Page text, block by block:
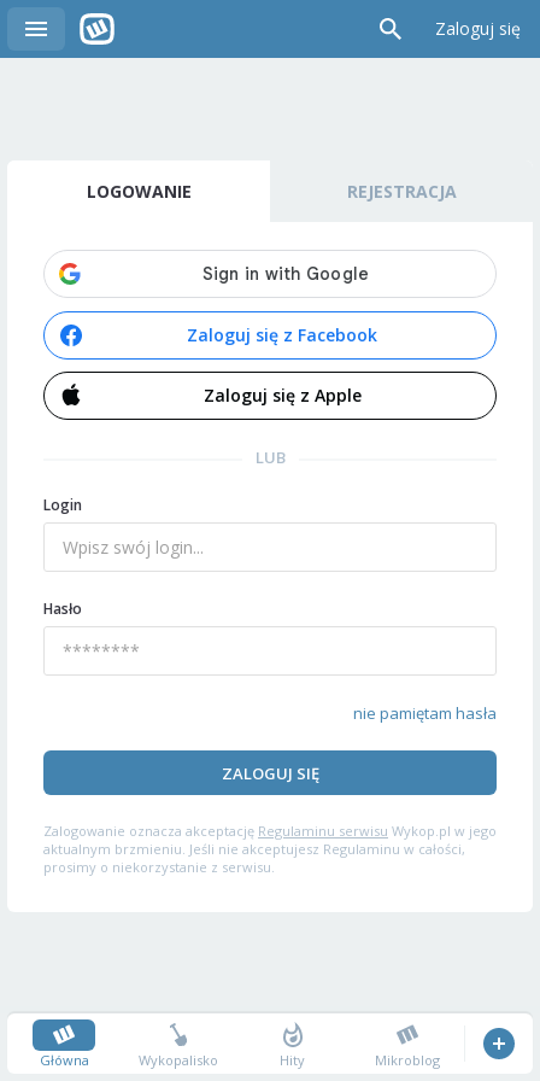
Zaloguj się
LOGOWANIE REJESTRACJA
Zaloguj się z Facebook
Zaloguj się z Apple
LUB
Login
Hasło
nie pamiętam hasła
ZALOGUJ SIĘ
Zalogowanie oznacza akceptację Regulaminu serwisu Wykop.pl w jego
aktualnym brzmieniu. Jeśli nie akceptujesz Regulaminu w całości,
prosimy o niekorzystanie z serwisu.
Główna Wykopalisko Hity Mikroblog